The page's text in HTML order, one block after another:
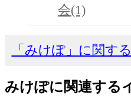
会(1)
「みけぽ」に関す
みけぽに関連する